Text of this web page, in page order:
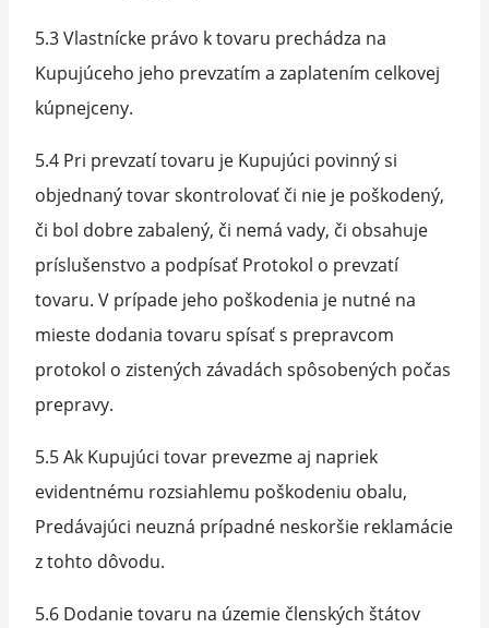
5.3 Vlastnícke právo k tovaru prechádza na
Kupujúceho jeho prevzatím a zaplatením celkovej
kúpnejceny.
5.4 Pri prevzatí tovaru je Kupujúci povinný si
objednaný tovar skontrolovať či nie je poškodený,
či bol dobre zabalený, či nemá vady, či obsahuje
príslušenstvo a podpísať Protokol o prevzatí
tovaru. V prípade jeho poškodenia je nutné na
mieste dodania tovaru spísať s prepravcom
protokol o zistených závadách spôsobených počas
prepravy.
5.5 Ak Kupujúci tovar prevezme aj napriek
evidentnému rozsiahlemu poškodeniu obalu,
Predávajúci neuzná prípadné neskoršie reklamácie
z tohto dôvodu.
5.6 Dodanie tovaru na územie členských štátov